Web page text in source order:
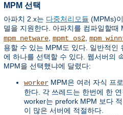
MPM 선택
아파치 2.x는 다중처리모듈 (MPMs)
델을 지원한다. 아파치를 컴파일할때
mpm_netware mpmt_os2
용할 수 있는 MPM도 있다. 일반적인
에 하나를 선택할 수 있다. 웹서버의
MPM을 선택했냐에 달렸다:
worker MPM은 여러 자식 프
한다. 각 쓰레드는 한번에 한
worker는 prefork MPM 보다
이 많은 서버에 적절하다.